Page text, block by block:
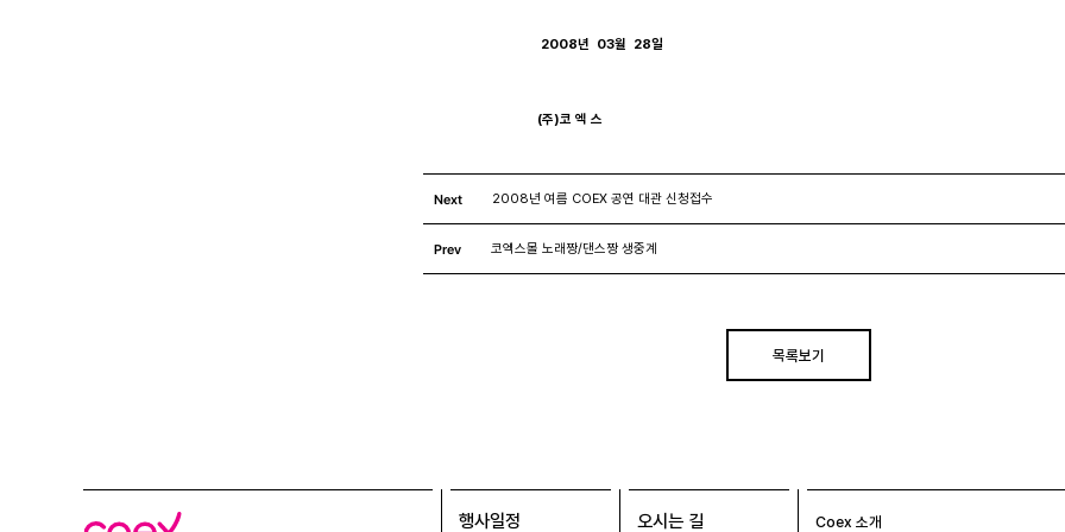
2008년  03월  28일
                                (주)코 엑 스
Next 2008년 여름 COEX 공연 대관 신청접수
Prev 코엑스몰 노래짱/댄스짱 생중계
목록보기
코 행사일정 오시는 길 Coex 소개